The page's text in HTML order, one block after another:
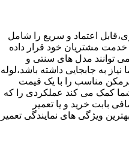
اعتماد و سریع را شامل
خدمت مشتریان خود قرار داده
مدل های سنتی و
نیاز به جابجایی داشته باشد،لوله
مناسب را با یک قیمت
کمک می کند عملکردی را که
بابت خرید و یا تعمیر
ویژگی های نمایندگی تعمیر